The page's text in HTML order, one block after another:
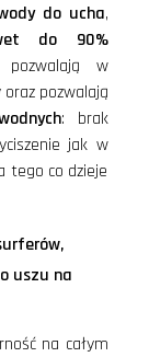
do ucha,
do 90%
w
oraz pozwalają
: brak
jak w
tego co dzieje
uszu na
na całym